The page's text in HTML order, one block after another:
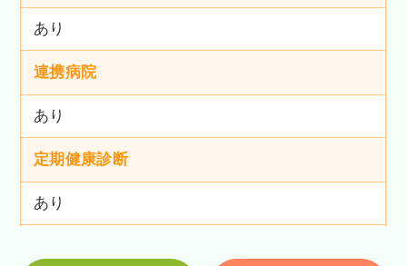
あり
連携病院
あり
定期健康診断
あり